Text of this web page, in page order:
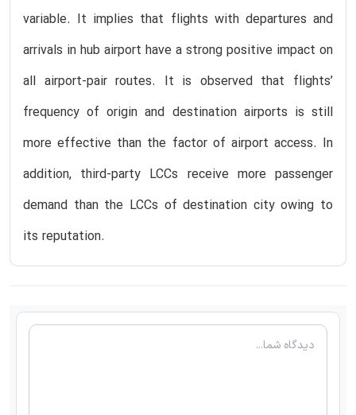
variable. It implies that flights with departures and
arrivals in hub airport have a strong positive impact on
all airport-pair routes. It is observed that flights’
frequency of origin and destination airports is still
more effective than the factor of airport access. In
addition, third-party LCCs receive more passenger
demand than the LCCs of destination city owing to
its reputation.